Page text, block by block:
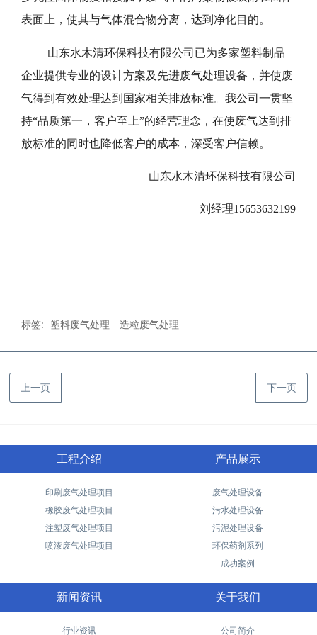
表面上，使其与气体混合物分离，达到净化目的。
山东水木清环保科技有限公司已为多家塑料制品
企业提供专业的设计方案及先进废气处理设备，并使废
气得到有效处理达到国家相关排放标准。我公司一贯坚
持“品质第一，客户至上”的经营理念，在使废气达到排
放标准的同时也降低客户的成本，深受客户信赖。
山东水木清环保科技有限公司
刘经理15653632199
标签: 塑料废气处理 造粒废气处理
上一页 下一页
工程介绍
印刷废气处理项目
橡胶废气处理项目
注塑废气处理项目
喷漆废气处理项目
产品展示
废气处理设备
污水处理设备
污泥处理设备
环保药剂系列
成功案例
新闻资讯
行业资讯
关于我们
公司简介